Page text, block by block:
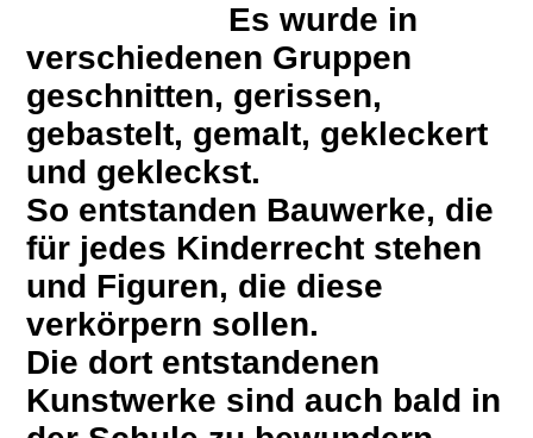
Es wurde in
verschiedenen Gruppen
geschnitten, gerissen,
gebastelt, gemalt, gekleckert
und gekleckst.
So entstanden Bauwerke, die
für jedes Kinderrecht stehen
und Figuren, die diese
verkörpern sollen.
Die dort entstandenen
Kunstwerke sind auch bald in